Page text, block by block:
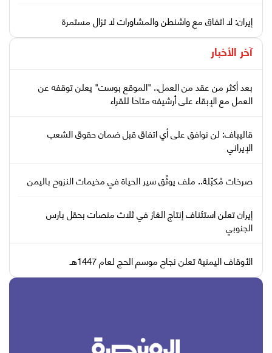
إيران: لا اتفاق مع واشنطن والمشاورات لا تزال مستمرة
آخر الأخبار
بعد أكثر من عقد من العمل.. "الموقع بوست" يعلن توقفه عن
العمل مع الإبقاء على أرشيفه متاحا للقراء
قاليباف: لن نوافق على أي اتفاق قبل ضمان حقوق الشعب
الإيراني
صرخات مُكبّلة.. ملف يوثّق سير الحياة في مخيمات النزوح باليمن
إيران تعلن استئناف إنتاج الغاز في ثلاث منصات بحقل بارس
الجنوبي
الأوقاف اليمنية تعلن نجاح موسم الحج لعام 1447هـ